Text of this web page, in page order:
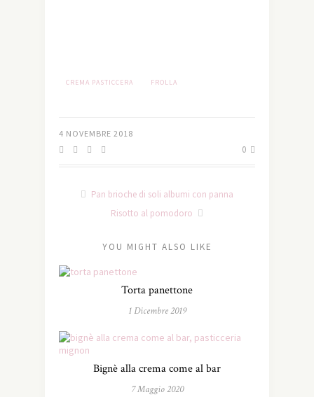
CREMA PASTICCERA FROLLA
4 NOVEMBRE 2018
0
Pan brioche di soli albumi con panna
Risotto al pomodoro
YOU MIGHT ALSO LIKE
Torta panettone
1 Dicembre 2019
Bignè alla crema come al bar
7 Maggio 2020